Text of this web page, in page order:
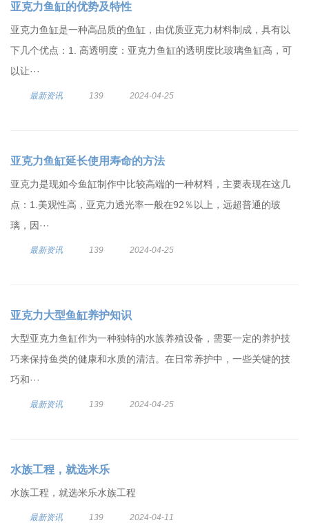
亚克力鱼缸的优势及特性
亚克力鱼缸是一种高品质的鱼缸，由优质亚克力材料制成，具有以
下几个优点：1. 高透明度：亚克力鱼缸的透明度比玻璃鱼缸高，可
以让···
最新资讯 139 2024-04-25
亚克力鱼缸延长使用寿命的方法
亚克力是现如今鱼缸制作中比较高端的一种材料，主要表现在这几
点：1.美观性高，亚克力透光率一般在92％以上，远超普通的玻
璃，因···
最新资讯 139 2024-04-25
亚克力大型鱼缸养护知识
大型亚克力鱼缸作为一种独特的水族养殖设备，需要一定的养护技
巧来保持鱼类的健康和水质的清洁。在日常养护中，一些关键的技
巧和···
最新资讯 139 2024-04-25
水族工程，就选米乐
水族工程，就选米乐水族工程
最新资讯 139 2024-04-11